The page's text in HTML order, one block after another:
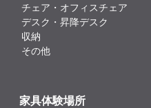
チェア・オフィスチェア
デスク・昇降デスク
収納
その他
家具体験場所